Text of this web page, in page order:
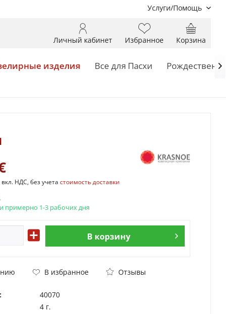
Услуги/Помощь
Корзина
Избранное
Личный кабинет
изделия Все для Пасхи 
НДС, без учета стоимость доставки
примерно 1-3 рабочих дня
В корзину
В избранное Отзывы
40070
4 г.